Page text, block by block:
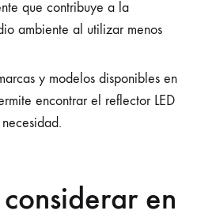
que contribuye a la
ambiente al utilizar menos
y modelos disponibles en
encontrar el reflector LED
en